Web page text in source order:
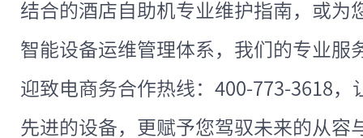
结合的酒店自助机专业维护指南，或为
智能设备运维管理体系，我们的专业服
迎致电商务合作热线：400-773-3618，
先进的设备，更赋予您驾驭未来的从容